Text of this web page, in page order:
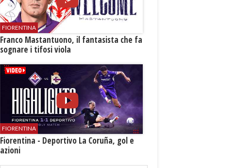
FIORENTINA
Franco Mastantuono, il fantasista che fa
sognare i tifosi viola
FIORENTINA
Fiorentina - Deportivo La Coruña, gol e
azioni